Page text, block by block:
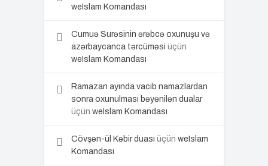
weIslam Komandası
Cumuə Surəsinin ərəbcə oxunuşu və
azərbaycanca tərcüməsi üçün
weIslam Komandası
Ramazan ayında vacib namazlardan
sonra oxunulması bəyənilən dualar
üçün weIslam Komandası
Cövşən-ül Kəbir duası üçün weIslam
Komandası